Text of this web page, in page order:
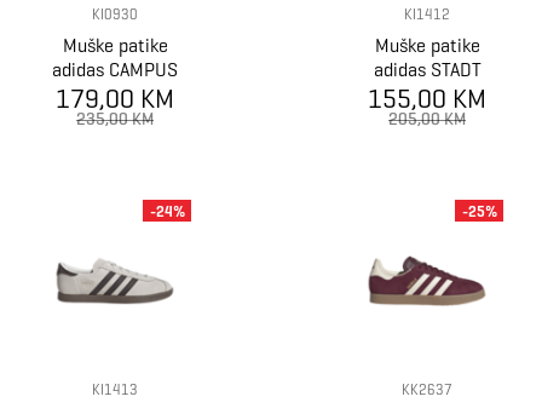
KI0930
Muške patike
adidas CAMPUS
00s
179,00 KM
235,00 KM
KI1412
Muške patike
adidas STADT
155,00 KM
205,00 KM
KI1413
-24%
KK2637
-25%